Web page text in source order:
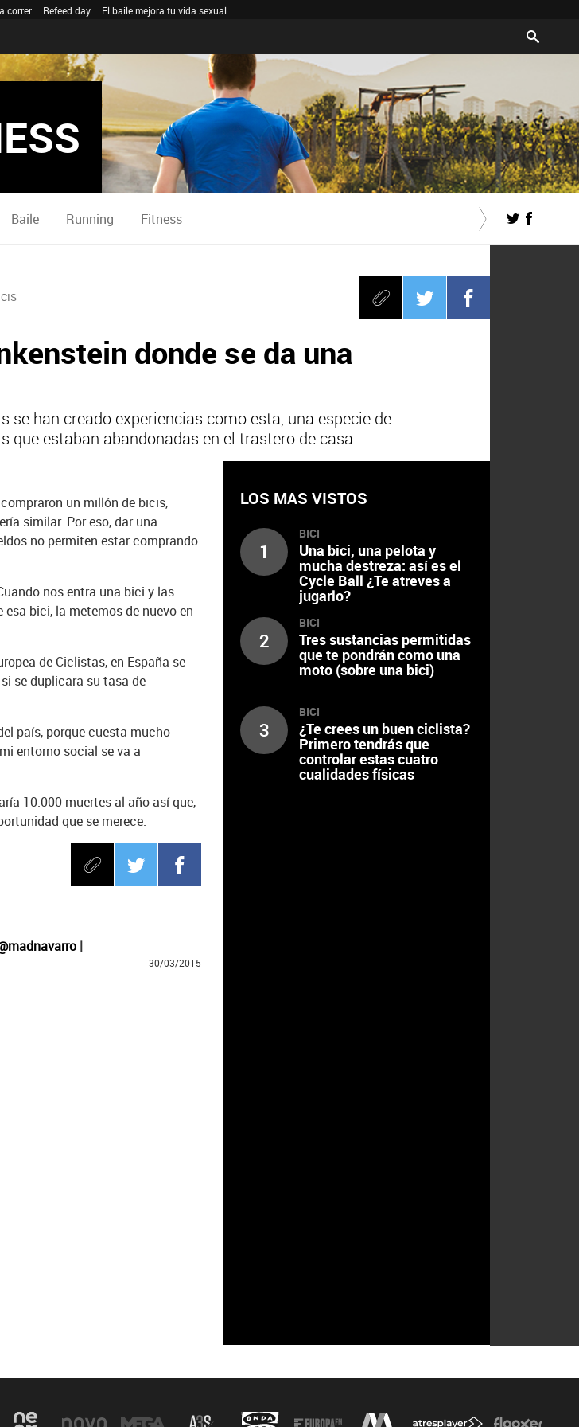
correr Refeed day El baile mejora tu vida sexual
Baile Running Fitness
donde se da una
han creado experiencias como esta, una especie de
estaban abandonadas en el trastero de casa.
un millón de bicis,
similar. Por eso, dar una
no permiten estar comprando
nos entra una bici y las
bici, la metemos de nuevo en
de Ciclistas, en España se
se duplicara su tasa de
país, porque cuesta mucho
entorno social se va a
10.000 muertes al año así que,
que se merece.
|
|
30/03/2015
LOS MAS VISTOS
1
BICI
Una bici, una pelota y
mucha destreza: así es el
Cycle Ball ¿Te atreves a
jugarlo?
2
BICI
Tres sustancias permitidas
que te pondrán como una
moto (sobre una bici)
3
BICI
¿Te crees un buen ciclista?
Primero tendrás que
controlar estas cuatro
cualidades físicas